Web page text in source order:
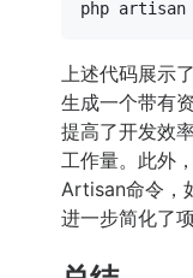
上述代码展示
生成一个带有
提高了开发效
工作量。此外
Artisan命令，
进一步简化了